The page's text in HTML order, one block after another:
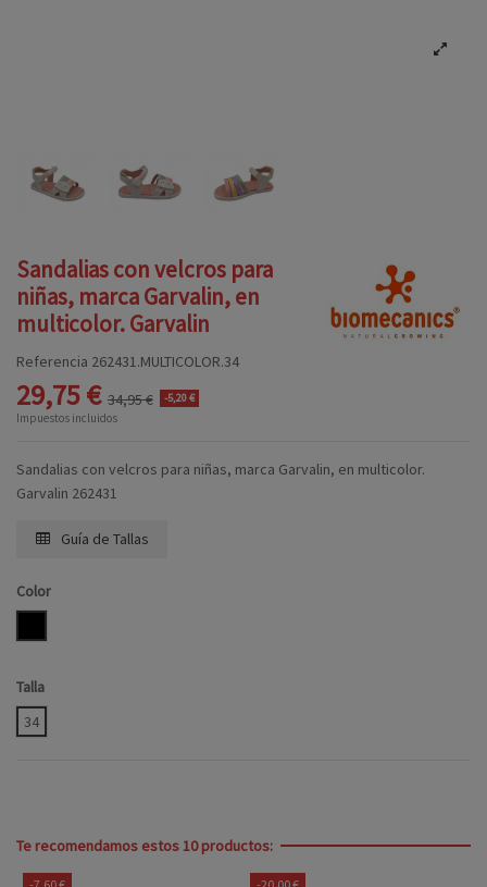
Sandalias con velcros para
niñas, marca Garvalin, en
multicolor. Garvalin
Referencia 262431.MULTICOLOR.34
29,75 € 34,95 € -5,20 €
Impuestos incluidos
Sandalias con velcros para niñas, marca Garvalin, en multicolor.
Garvalin 262431
Guía de Tallas
Color
Talla
34
Te recomendamos estos 10 productos: